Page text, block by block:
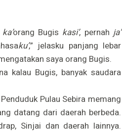
ka’orang Bugis kasi’, pernahja’
ku’,” jelasku panjang lebar
saya orang Bugis.
kalau Bugis, banyak saudara
Pulau Sebira memang
datang dari daerah berbeda.
Sinjai dan daerah lainnya.